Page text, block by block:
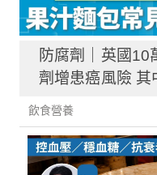
防腐劑｜英國10
劑增患癌風險 其
增26%
飲食營養